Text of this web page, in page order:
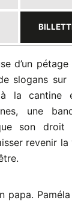
d’un
slogans sur
à la cantine
une
son
revenir
papa.